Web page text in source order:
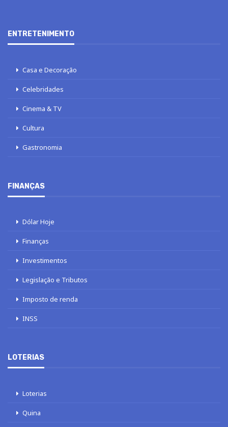
ENTRETENIMENTO
Casa e Decoração
Celebridades
Cinema & TV
Cultura
Gastronomia
FINANÇAS
Dólar Hoje
Finanças
Investimentos
Legislação e Tributos
Imposto de renda
INSS
LOTERIAS
Loterias
Quina